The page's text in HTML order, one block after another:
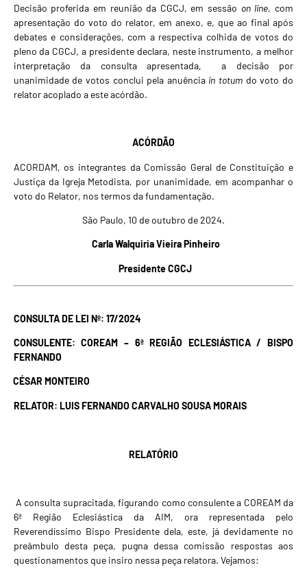
Decisão proferida em reunião da CGCJ, em sessão on line, com
apresentação do voto do relator, em anexo, e, que ao final após
debates e considerações, com a respectiva colhida de votos do
pleno da CGCJ, a presidente declara, neste instrumento, a melhor
interpretação da consulta apresentada, a decisão por
unanimidade de votos conclui pela anuência in totum do voto do
relator acoplado a este acórdão.
ACÓRDÃO
ACORDAM, os integrantes da Comissão Geral de Constituição e
Justiça da Igreja Metodista, por unanimidade, em acompanhar o
voto do Relator, nos termos da fundamentação.
São Paulo, 10 de outubro de 2024.
Carla Walquiria Vieira Pinheiro
Presidente CGCJ
CONSULTA DE LEI Nº: 17/2024
CONSULENTE: COREAM – 6ª REGIÃO ECLESIÁSTICA / BISPO
FERNANDO
CÉSAR MONTEIRO
RELATOR: LUIS FERNANDO CARVALHO SOUSA MORAIS
RELATÓRIO
A consulta supracitada, figurando como consulente a COREAM da
6ª Região Eclesiástica da AIM, ora representada pelo
Reverendíssimo Bispo Presidente dela, este, já devidamente no
preâmbulo desta peça, pugna dessa comissão respostas aos
questionamentos que insiro nessa peça relatora. Vejamos: